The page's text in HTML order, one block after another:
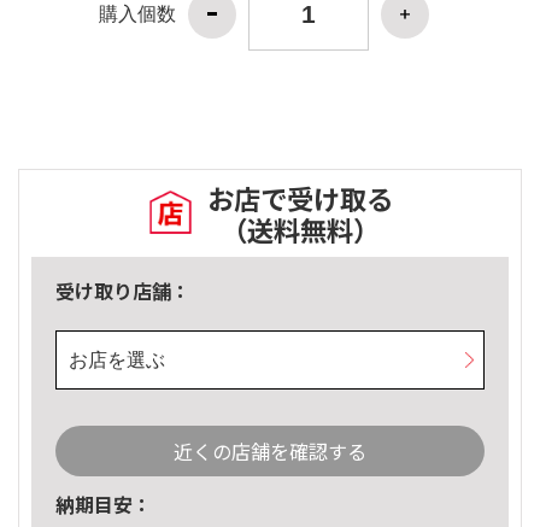
購入個数
お店で受け取る
（送料無料）
受け取り店舗：
お店を選ぶ
近くの店舗を確認する
納期目安：